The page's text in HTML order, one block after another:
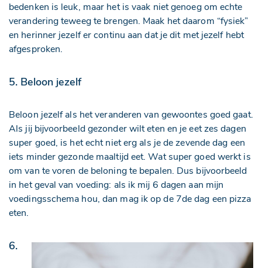
bedenken is leuk, maar het is vaak niet genoeg om echte
verandering teweeg te brengen. Maak het daarom “fysiek”
en herinner jezelf er continu aan dat je dit met jezelf hebt
afgesproken.
5. Beloon jezelf
Beloon jezelf als het veranderen van gewoontes goed gaat.
Als jij bijvoorbeeld gezonder wilt eten en je eet zes dagen
super goed, is het echt niet erg als je de zevende dag een
iets minder gezonde maaltijd eet. Wat super goed werkt is
om van te voren de beloning te bepalen. Dus bijvoorbeeld
in het geval van voeding: als ik mij 6 dagen aan mijn
voedingsschema hou, dan mag ik op de 7de dag een pizza
eten.
6.